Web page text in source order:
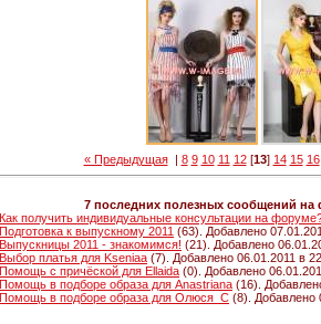
« Предыдущая| 8 9 10 11 12[13] 14 15 16
7 последних полезных сообщений
Как получить индивидуальные консультации на
Подготовка к выпускному 2011 (63). Добавлено
Выпускницы 2011 - знакомимся! (21). Добавлено
Выбор платья для Kseniaa (7). Добавлено 06.01.2011 в
Помощь с причёской для Ellaida (0). Добавлено
Помощь в подборе образа для Anastriana (16).
Помощь в подборе образа для Олюся_С (8). Добавлено